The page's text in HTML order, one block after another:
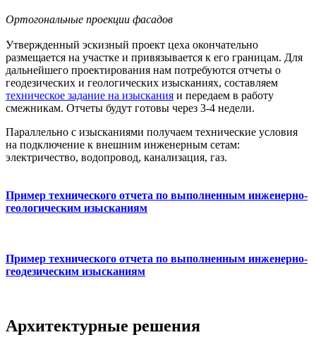
Ортогональные проекции фасадов
Утвержденный эскизный проект цеха окончательно
размещается на участке и привязывается к его границам. Для
дальнейшего проектирования нам потребуются отчеты о
геодезических и геологических изысканиях, составляем
техническое задание на изыскания и передаем в работу
смежникам. Отчеты будут готовы через 3-4 недели.
Параллельно с изысканиями получаем технические условия
на подключение к внешним инженерным сетам:
электричество, водопровод, канализация, газ.
Пример технического отчета по выполненным инженерно-
геологическим изысканиям
Пример технического отчета по выполненным инженерно-
геодезическим изысканиям
Архитектурные решения